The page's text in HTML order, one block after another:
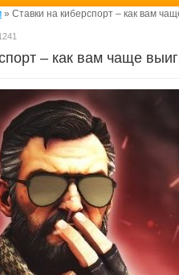
» Ставки на киберспорт – как вам
– как вам чаще